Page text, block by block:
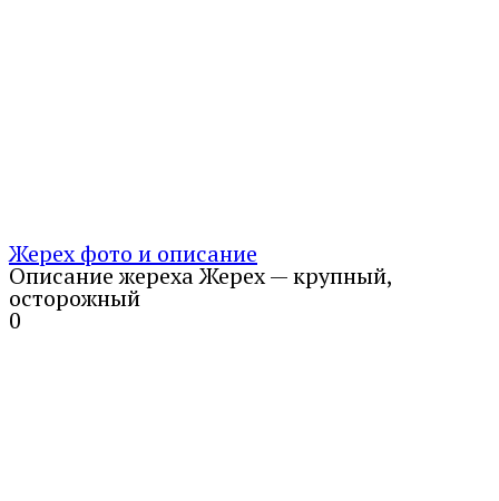
Жерех фото и описание
Описание жереха Жерех — крупный,
осторожный
0